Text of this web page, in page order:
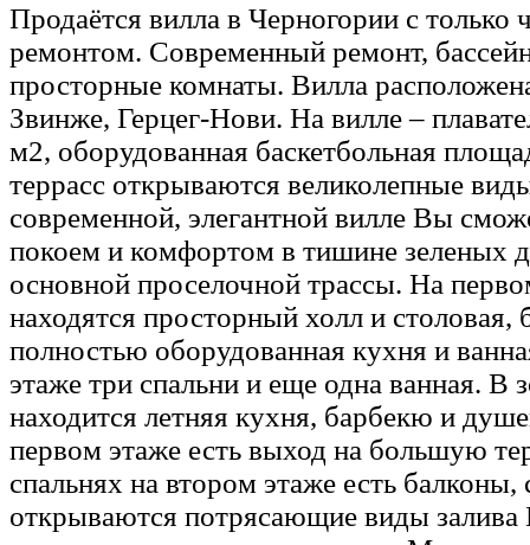
Продаётся вилла в Черногории с только
ремонтом. Современный ремонт,
просторные комнаты. Вилла
Звинже, Герцег-Нови. На вилле –
м2, оборудованная баскетбольная
террасс открываются великолепные
современной, элегантной вилле Вы
покоем и комфортом в тишине зеленых
основной проселочной трассы. На
находятся просторный холл и столовая,
полностью оборудованная кухня и
этаже три спальни и еще одна ванная. В
находится летняя кухня, барбекю и
первом этаже есть выход на большую
спальнях на втором этаже есть балконы,
открываются потрясающие виды залива